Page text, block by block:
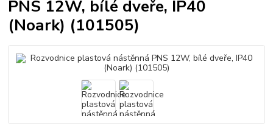
PNS 12W, bílé dveře, IP40
(Noark) (101505)